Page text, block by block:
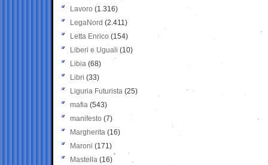
Lavoro (1.316)
LegaNord (2.411)
Letta Enrico (154)
Liberi e Uguali (10)
Libia (68)
Libri (33)
Liguria Futurista (25)
mafia (543)
manifesto (7)
Margherita (16)
Maroni (171)
Mastella (16)